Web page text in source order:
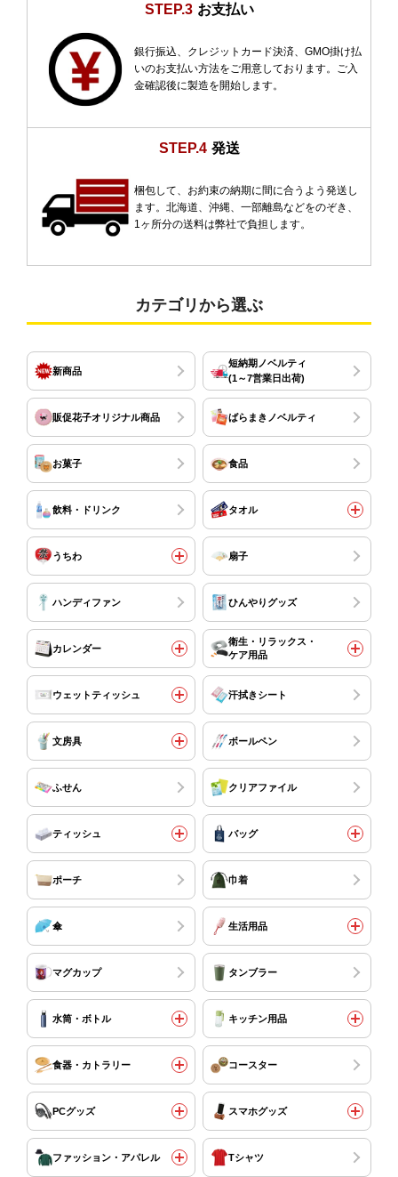
STEP.3 お支払い
銀行振込、クレジットカード決済、GMO掛け払
いのお支払い方法をご用意しております。ご入
金確認後に製造を開始します。
STEP.4 発送
梱包して、お約束の納期に間に合うよう発送し
ます。北海道、沖縄、一部離島などをのぞき、
1ヶ所分の送料は弊社で負担します。
カテゴリから選ぶ
新商品
短納期ノベルティ
(1～7営業日出荷)
販促花子オリジナル商品 ばらまきノベルティ
お菓子 食品
飲料・ドリンク タオル
うちわ 扇子
ハンディファン ひんやりグッズ
カレンダー
衛生・リラックス・
ケア用品
ウェットティッシュ 汗拭きシート
文房具 ボールペン
ふせん クリアファイル
ティッシュ バッグ
ポーチ 巾着
傘 生活用品
マグカップ タンブラー
水筒・ボトル キッチン用品
食器・カトラリー コースター
PCグッズ スマホグッズ
ファッション・アパレル Tシャツ